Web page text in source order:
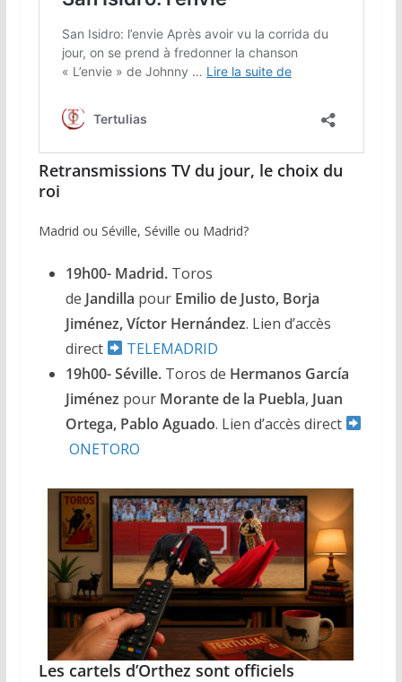
Retransmissions TV du jour, le choix du
roi
Madrid ou Séville, Séville ou Madrid?
19h00- Madrid.Toros
de Jandilla pour Emilio de Justo, Borja
Jiménez, Víctor Hernández. Lien d’accès
direct
TELEMADRID
19h00- Séville. Toros de Hermanos García
Jiménez pour Morante de la Puebla, Juan
Ortega, Pablo Aguado. Lien d’accès direct
ONETORO
Les cartels d’Orthez sont officiels